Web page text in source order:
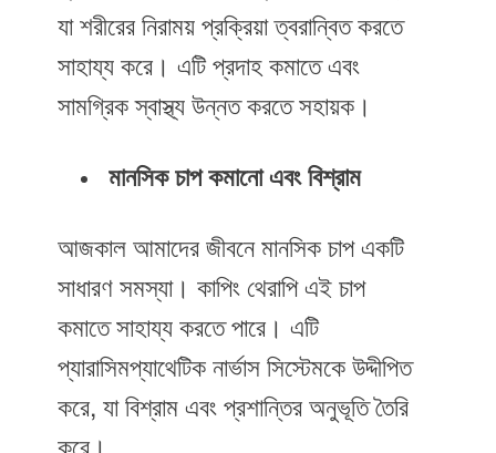
যা শরীরের নিরাময় প্রক্রিয়া ত্বরান্বিত করতে
সাহায্য করে। এটি প্রদাহ কমাতে এবং
সামগ্রিক স্বাস্থ্য উন্নত করতে সহায়ক।
মানসিক চাপ কমানো এবং বিশ্রাম
আজকাল আমাদের জীবনে মানসিক চাপ একটি
সাধারণ সমস্যা। কাপিং থেরাপি এই চাপ
কমাতে সাহায্য করতে পারে। এটি
প্যারাসিমপ্যাথেটিক নার্ভাস সিস্টেমকে উদ্দীপিত
করে, যা বিশ্রাম এবং প্রশান্তির অনুভূতি তৈরি